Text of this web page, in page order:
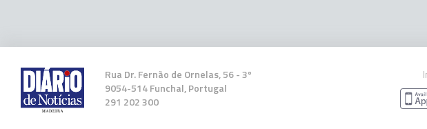
Rua Dr. Fernão de Ornelas, 56 - 3º
9054-514 Funchal, Portugal
291 202 300